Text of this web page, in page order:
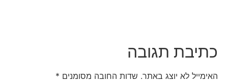
כתיבת תגובה
האימייל לא יוצג באתר. שדות החובה מסומנים*